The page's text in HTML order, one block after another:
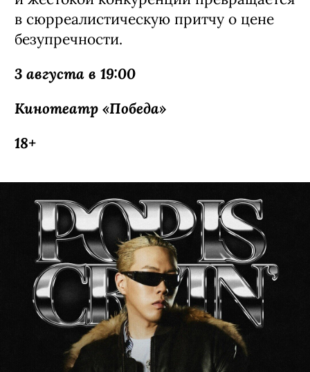
в сюрреалистическую притчу о цене
безупречности.
3 августа в 19:00
Кинотеатр «Победа»
18+